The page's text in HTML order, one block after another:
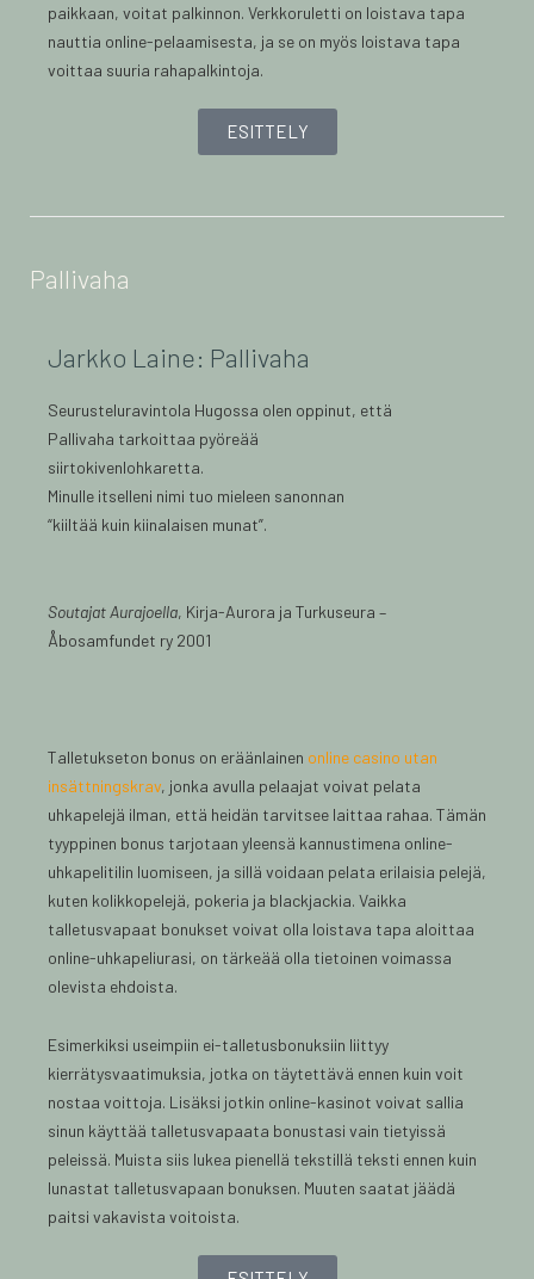
paikkaan, voitat palkinnon. Verkkoruletti on loistava tapa
nauttia online-pelaamisesta, ja se on myös loistava tapa
voittaa suuria rahapalkintoja.
ESITTELY
Pallivaha
Jarkko Laine: Pallivaha
Seurusteluravintola Hugossa olen oppinut, että
Pallivaha tarkoittaa pyöreää
siirtokivenlohkaretta.
Minulle itselleni nimi tuo mieleen sanonnan
“kiiltää kuin kiinalaisen munat”.
Soutajat Aurajoella, Kirja-Aurora ja Turkuseura –
Åbosamfundet ry 2001
Talletukseton bonus on eräänlainen online casino utan
insättningskrav, jonka avulla pelaajat voivat pelata
uhkapelejä ilman, että heidän tarvitsee laittaa rahaa. Tämän
tyyppinen bonus tarjotaan yleensä kannustimena online-
uhkapelitilin luomiseen, ja sillä voidaan pelata erilaisia pelejä,
kuten kolikkopelejä, pokeria ja blackjackia. Vaikka
talletusvapaat bonukset voivat olla loistava tapa aloittaa
online-uhkapeliurasi, on tärkeää olla tietoinen voimassa
olevista ehdoista.
Esimerkiksi useimpiin ei-talletusbonuksiin liittyy
kierrätysvaatimuksia, jotka on täytettävä ennen kuin voit
nostaa voittoja. Lisäksi jotkin online-kasinot voivat sallia
sinun käyttää talletusvapaata bonustasi vain tietyissä
peleissä. Muista siis lukea pienellä tekstillä teksti ennen kuin
lunastat talletusvapaan bonuksen. Muuten saatat jäädä
paitsi vakavista voitoista.